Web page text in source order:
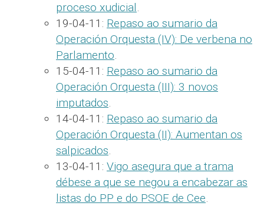
proceso xudicial.
19-04-11: Repaso ao sumario da
Operación Orquesta (IV): De verbena no
Parlamento.
15-04-11: Repaso ao sumario da
Operación Orquesta (III): 3 novos
imputados.
14-04-11: Repaso ao sumario da
Operación Orquesta (II): Aumentan os
salpicados.
13-04-11: Vigo asegura que a trama
débese a que se negou a encabezar as
listas do PP e do PSOE de Cee.